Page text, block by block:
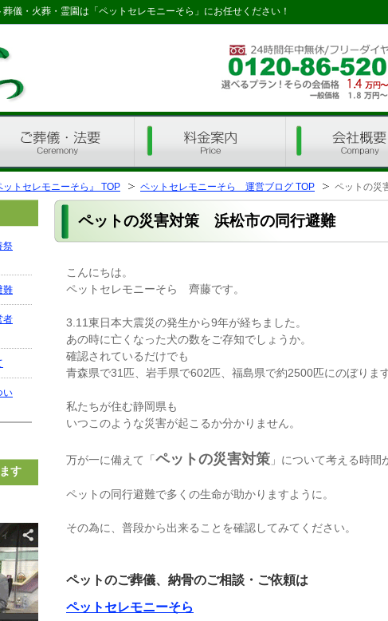
トセレモニーそら』 TOP ペットセレモニーそら 運営ブログ TOP ペットの災
ペットの災害対策 浜松市の同行避難
こんにちは。
ペットセレモニーそら 齊藤です。
3.11東日本大震災の発生から9年が経ちました。
あの時に亡くなった犬の数をご存知でしょうか。
確認されているだけでも
青森県で31匹、岩手県で602匹、福島県で約2500匹にのぼりま
私たちが住む静岡県も
いつこのような災害が起こるか分かりません。
万が一に備えて「 ペットの災害対策 」について考える時間
ペットの同行避難で多くの生命が助かりますように。
その為に、普段から出来ることを確認してみてください。
ペットのご葬儀、納骨のご相談・ご依頼は
ペットセレモニーそら
祭
難
者
い
す
儀・火葬・霊園は「ペットセレモニーそら」にお任せください！